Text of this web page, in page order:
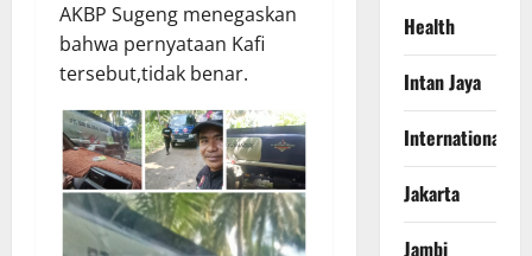
AKBP Sugeng menegaskan
bahwa pernyataan Kafi
tersebut,tidak benar.
Health
Intan Jaya
International
Jakarta
Jambi